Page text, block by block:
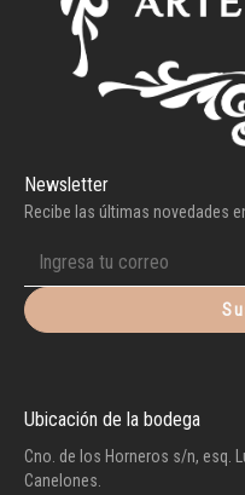
Newsletter
Recibe las últimas novedades
Ubicación de la bodega
Cno. de los Horneros s/n, esq.
Canelones.